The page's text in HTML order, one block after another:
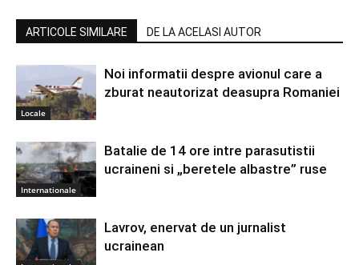
ARTICOLE SIMILARE DE LA ACELASI AUTOR
Locale
Noi informatii despre avionul care a
zburat neautorizat deasupra Romaniei
Internationale
Batalie de 14 ore intre parasutistii
ucraineni si „beretele albastre” ruse
Lavrov, enervat de un jurnalist
ucrainean